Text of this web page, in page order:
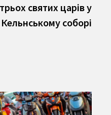
post:
святих царів у
Кельнському соборі